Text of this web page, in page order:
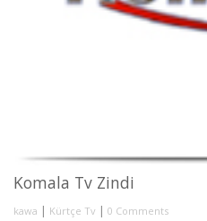
Komala Tv Zindi
kawa | Kürtçe Tv | 0 Comments